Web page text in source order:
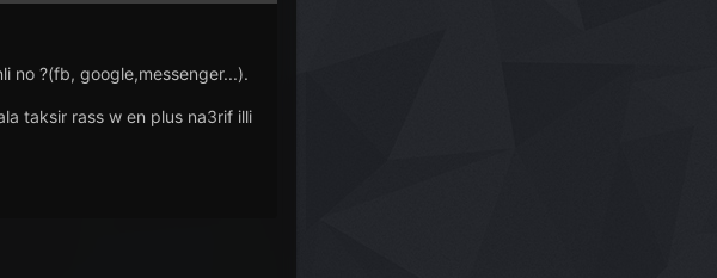
no ?(fb, google,messenger...).
taksir rass w en plus na3rif illi